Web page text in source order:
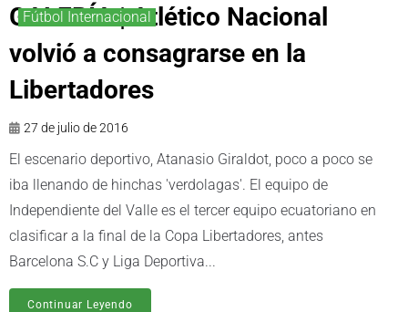
Fútbol Internacional
GALERÍA | Atlético Nacional
volvió a consagrarse en la
Libertadores
27 de julio de 2016
El escenario deportivo, Atanasio Giraldot, poco a poco se
iba llenando de hinchas 'verdolagas'. El equipo de
Independiente del Valle es el tercer equipo ecuatoriano en
clasificar a la final de la Copa Libertadores, antes
Barcelona S.C y Liga Deportiva...
Continuar Leyendo